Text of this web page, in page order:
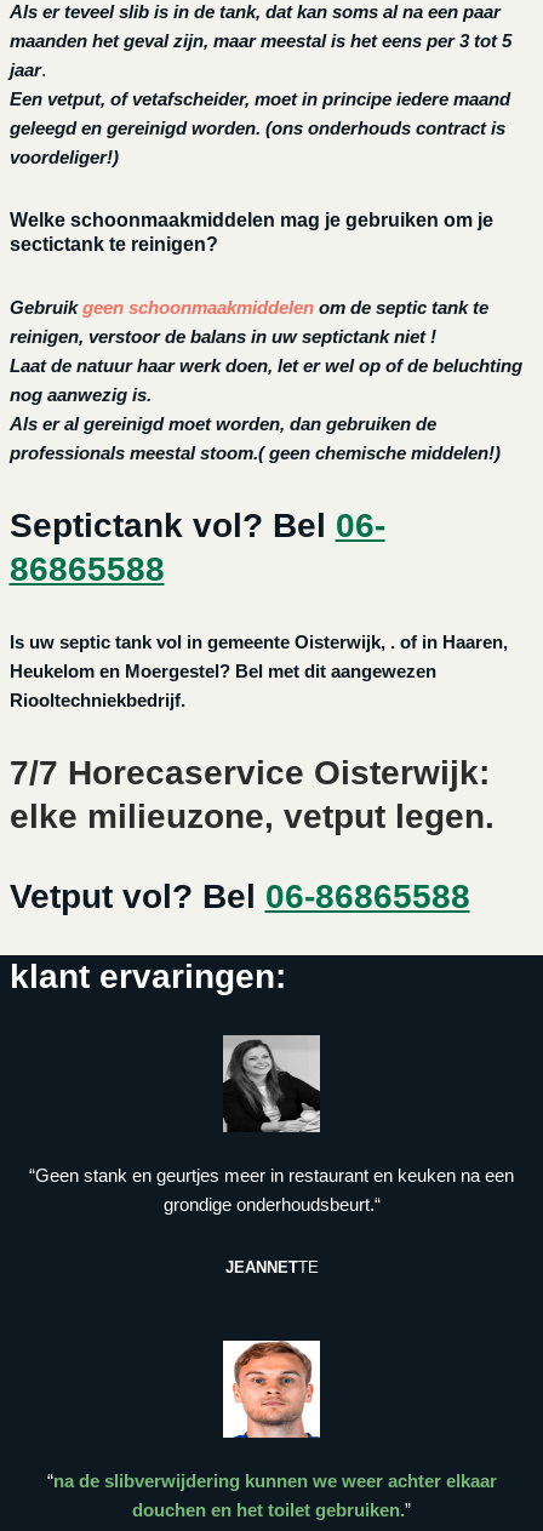
Als er teveel slib is in de tank, dat kan soms al na een paar
maanden het geval zijn, maar meestal is het eens per 3 tot 5
jaar.
Een vetput, of vetafscheider, moet in principe iedere maand
geleegd en gereinigd worden. (ons onderhouds contract is
voordeliger!)
Welke schoonmaakmiddelen mag je gebruiken om je
sectictank te reinigen?
Gebruikgeen schoonmaakmiddelen om de septic tank te
reinigen, verstoor de balans in uw septictank niet !
Laat de natuur haar werk doen, let er wel op of de beluchting
nog aanwezig is.
Als er al gereinigd moet worden, dan gebruiken de
professionals meestal stoom.( geen chemische middelen!)
Septictank vol? Bel 06-
86865588
Is uw septic tank vol in gemeente Oisterwijk, . of in Haaren,
Heukelom en Moergestel? Bel met dit aangewezen
Riooltechniekbedrijf.
7/7 Horecaservice Oisterwijk:
elke milieuzone, vetput legen.
Vetput vol? Bel 06-86865588
klant ervaringen:
“Geen stank en geurtjes meer in restaurant en keuken na een
grondige onderhoudsbeurt.“
JEANNETTE
“na de slibverwijdering kunnen we weer achter elkaar
douchen en het toilet gebruiken.”